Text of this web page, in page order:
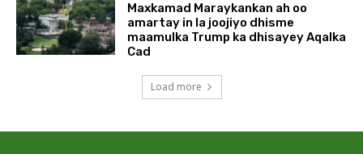
Maxkamad Maraykankan ah oo
amartay in la joojiyo dhisme
maamulka Trump ka dhisayey Aqalka
Cad
Load more